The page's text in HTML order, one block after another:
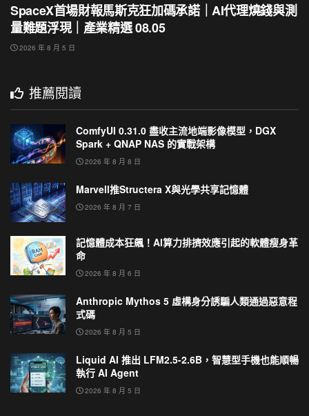
SpaceX首場財報馬斯克狂加碼承諾｜AI代理燒錢與測
量難題浮現｜產業精選 08.05
2026 年 8 月 5 日
推薦閱讀
ComfyUI 0.31.0 盡收主流地端影像模型，DGX
Spark + QNAP NAS 的實戰架構
2026 年 8 月 8 日
Marvell推Structera X與光學共享記憶體
2026 年 8 月 7 日
記憶體成本狂飆！AI算力排擠效應引起的軟體瘦身革
命
2026 年 8 月 6 日
Anthropic Mythos 5 虛構身分誘騙人類通過惡意程
式碼
2026 年 8 月 5 日
Liquid AI 推出 LFM2.5-2.6B，智慧型手機也能順暢
執行 AI Agent
2026 年 8 月 5 日